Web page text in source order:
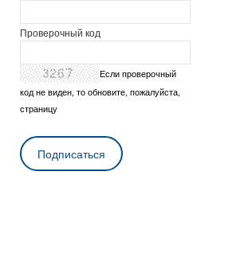
Проверочный код
Если проверочный
код не виден, то обновите, пожалуйста,
страницу